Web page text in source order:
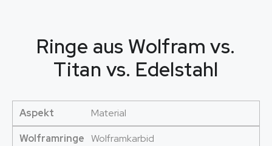
Ringe aus Wolfram vs.
Titan vs. Edelstahl
Aspekt
Material
Wolframringe Wolframkarbid